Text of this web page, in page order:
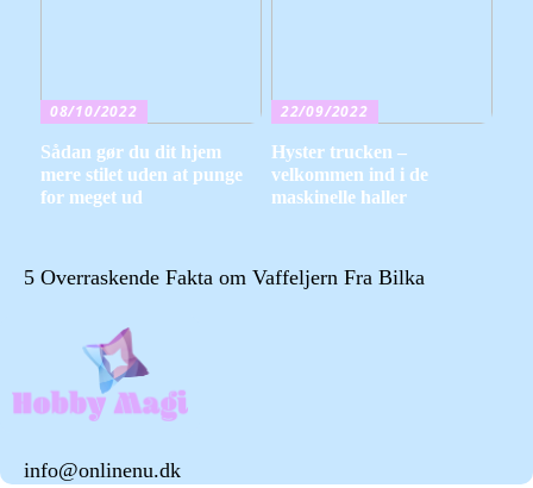
08/10/2022
Sådan gør du dit hjem
mere stilet uden at punge
for meget ud
22/09/2022
Hyster trucken –
velkommen ind i de
maskinelle haller
5 Overraskende Fakta om Vaffeljern Fra Bilka
info@onlinenu.dk